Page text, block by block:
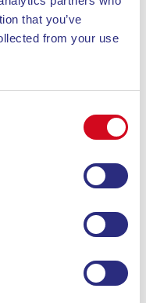
that you’ve
from your use
dati personali nel